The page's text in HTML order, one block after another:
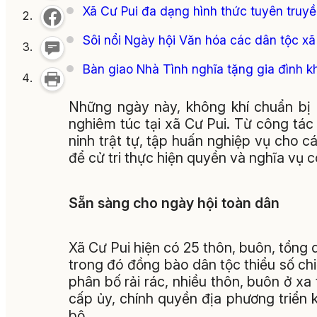
Xã Cư Pui đa dạng hình thức tuyên
Sôi nổi Ngày hội Văn hóa các dân tộc
Bàn giao Nhà Tình nghĩa tặng gia đình
Những ngày này, không khí chuẩn
nghiêm túc tại xã Cư Pui. Từ công
ninh trật tự, tập huấn nghiệp vụ cho
để cử tri thực hiện quyền và nghĩa vụ
Sẵn sàng cho ngày hội toàn dân
Xã Cư Pui hiện có 25 thôn, buôn, tổng
trong đó đồng bào dân tộc thiểu số
phân bố rải rác, nhiều thôn, buôn ở
cấp ủy, chính quyền địa phương